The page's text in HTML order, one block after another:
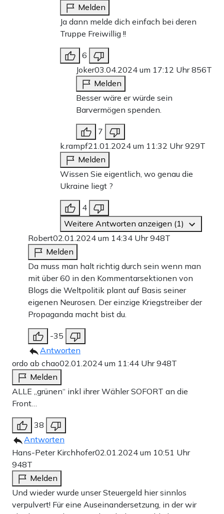
Melden
Ja dann melde dich einfach bei deren
Truppe Freiwillig !!
6
Joker03.04.2024 um 17:12 Uhr856T
Melden
Besser wäre er würde sein
Barvermögen spenden.
7
k.rampf21.01.2024 um 11:32 Uhr929T
Melden
Wissen Sie eigentlich, wo genau die
Ukraine liegt ?
4
Weitere Antworten anzeigen (1)
Robert02.01.2024 um 14:34 Uhr948T
Melden
Da muss man halt richtig durch sein wenn man
mit über 60 in den Kommentarsektionen von
Blogs die Weltpolitik plant auf Basis seiner
eigenen Neurosen. Der einzige Kriegstreiber der
Propaganda macht bist du.
-35
Antworten
ordo ab chao02.01.2024 um 11:44 Uhr948T
Melden
ALLE „grünen“ inkl ihrer Wähler SOFORT an die
Front…
38
Antworten
Hans-Peter Kirchhofer02.01.2024 um 10:51 Uhr
948T
Melden
Und wieder wurde unser Steuergeld hier sinnlos
verpulvert! Für eine Auseinandersetzung, in der wir